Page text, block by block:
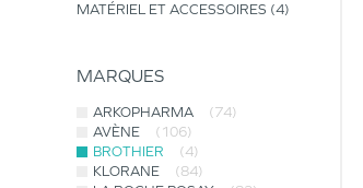
MATÉRIEL ET ACCESSOIRES 4
MARQUES
ARKOPHARMA
(74)
AVÈNE
(106)
BROTHIER
(4)
KLORANE
(84)